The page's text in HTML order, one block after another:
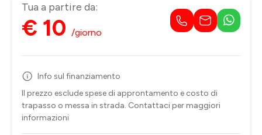
Tua a partire da:
€ 10 /giorno
Info sul finanziamento
Il prezzo esclude spese di approntamento e costo di
trapasso o messa in strada. Contattaci per maggiori
informazioni